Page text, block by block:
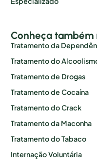
Conheça também
Tratamento da
Tratamento do
Tratamento de Drogas
Tratamento de Cocaína
Tratamento do Crack
Tratamento da Maconha
Tratamento do Tabaco
Internação Voluntária